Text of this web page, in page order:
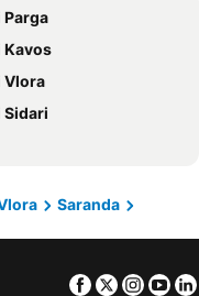
Parga
Kavos
Vlora
Sidari
Saranda
Facebook
Twitter